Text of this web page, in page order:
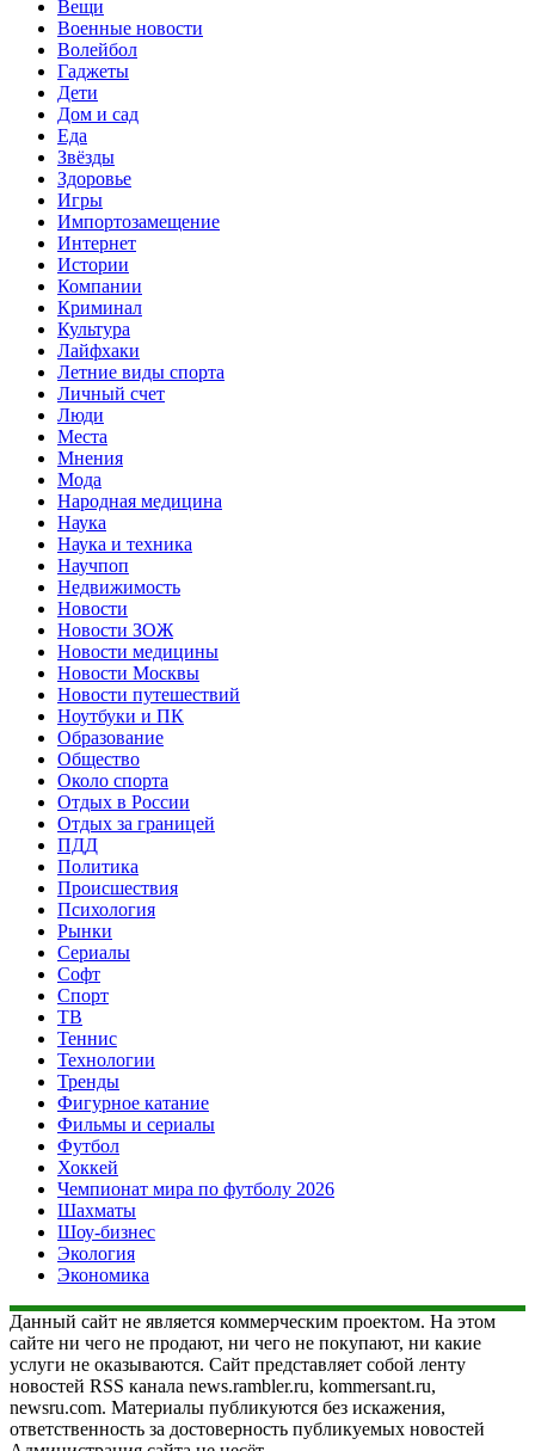
Вещи
Военные новости
Волейбол
Гаджеты
Дети
Дом и сад
Еда
Звёзды
Здоровье
Игры
Импортозамещение
Интернет
Истории
Компании
Криминал
Культура
Лайфхаки
Летние виды спорта
Личный счет
Люди
Места
Мнения
Мода
Народная медицина
Наука
Наука и техника
Научпоп
Недвижимость
Новости
Новости ЗОЖ
Новости медицины
Новости Москвы
Новости путешествий
Ноутбуки и ПК
Образование
Общество
Около спорта
Отдых в России
Отдых за границей
ПДД
Политика
Происшествия
Психология
Рынки
Сериалы
Софт
Спорт
ТВ
Теннис
Технологии
Тренды
Фигурное катание
Фильмы и сериалы
Футбол
Хоккей
Чемпионат мира по футболу 2026
Шахматы
Шоу-бизнес
Экология
Экономика
Данный сайт не является коммерческим проектом. На этом
сайте ни чего не продают, ни чего не покупают, ни какие
услуги не оказываются. Сайт представляет собой ленту
новостей RSS канала news.rambler.ru, kommersant.ru,
newsru.com. Материалы публикуются без искажения,
ответственность за достоверность публикуемых новостей